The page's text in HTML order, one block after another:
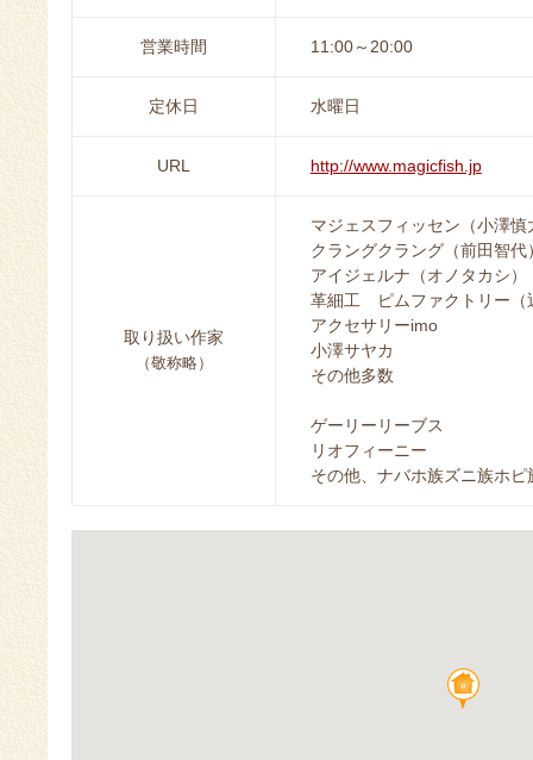
営業時間 11:00～20:00
定休日 水曜日
URL http://www.magicfish.jp
取り扱い作家
（敬称略）
マジェスフィッセン（小澤慎
クラングクラング（前田智代
アイジェルナ（オノタカシ）
革細工 ピムファクトリー（
アクセサリーimo
小澤サヤカ
その他多数
ゲーリーリーブス
リオフィーニー
その他、ナバホ族ズニ族ホピ